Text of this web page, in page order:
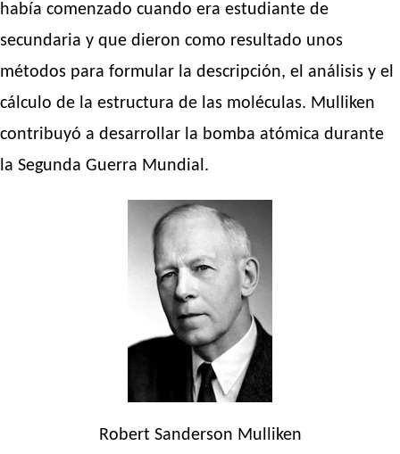
había comenzado cuando era estudiante de
secundaria y que dieron como resultado unos
métodos para formular la descripción, el análisis y el
cálculo de la estructura de las moléculas. Mulliken
contribuyó a desarrollar la bomba atómica durante
la Segunda Guerra Mundial.
Robert Sanderson Mulliken